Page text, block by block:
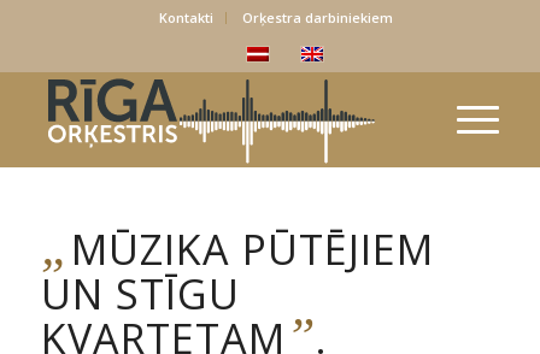
Kontakti Orķestra darbiniekiem
„ MŪZIKA PŪTĒJIEM
UN STĪGU
KVARTETAM ”.